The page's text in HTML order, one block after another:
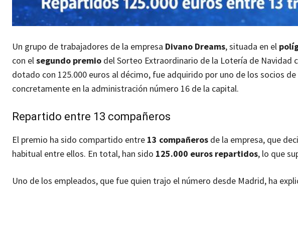
Un grupo de trabajadores de la empresa Divano Dreams, situada en el
con elsegundo premio del Sorteo Extraordinario de la Lotería de Navidad
dotado con 125.000 euros al décimo, fue adquirido por uno de los socios
concretamente en la administración número 16 de la capital.
Repartido entre 13 compañeros
El premio ha sido compartido entre 13 compañeros de la empresa, que
habitual entre ellos. En total, han sido 125.000 euros repartidos, lo que
Uno de los empleados, que fue quien trajo el número desde Madrid, ha